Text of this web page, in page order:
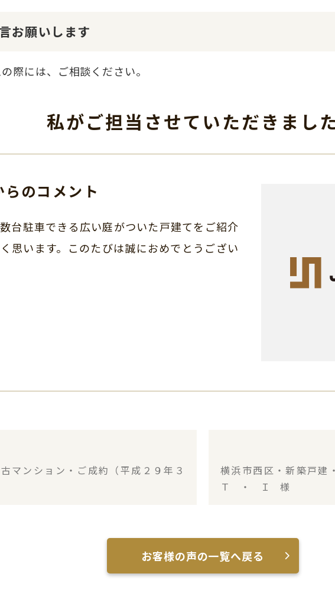
お願いします
際には、ご相談ください。
私がご担当させていただきまし
のコメント
台駐車できる広い庭がついた戸建てをご紹介
思います。このたびは誠におめでとうござい
マンション・ご成約（平成２９年３
横浜市西区・新築戸
Ｔ ・ Ｉ 様
お客様の声の一覧へ戻る